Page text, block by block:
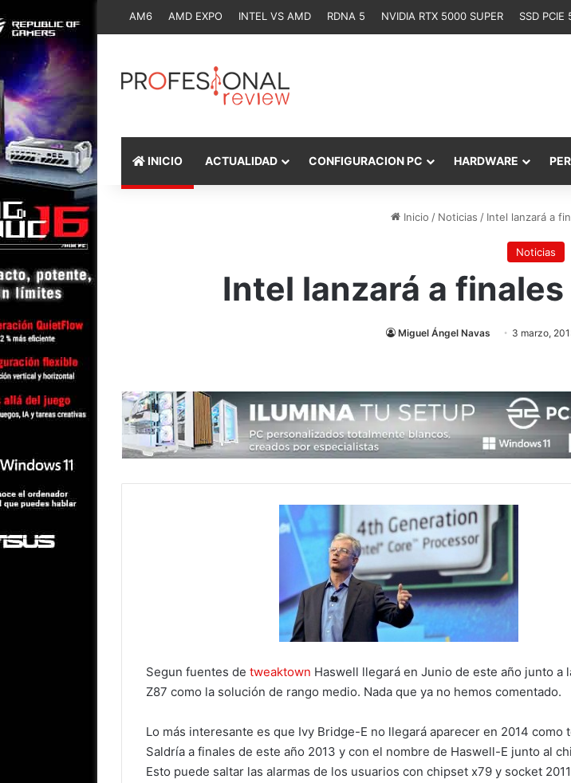
AM6 AMD EXPO INTEL VS AMD RDNA 5 NVIDIA RTX 5000 SUPER SSD PCIE
INICIO ACTUALIDAD CONFIGURACION PC HARDWARE
Inicio / Noticias / Intel lanzará a
Noticias
Intel lanzará a
Miguel Ángel Navas 3 marzo,
Segun fuentes de tweaktown Haswell llegará en Junio de este año junto a
Z87 como la solución de rango medio. Nada que ya no hemos comentado.
Lo más interesante es que Ivy Bridge-E no llegará aparecer en 2014 como
Saldría a finales de este año 2013 y con el nombre de Haswell-E junto al
Esto puede saltar las alarmas de los usuarios con chipset x79 y socket